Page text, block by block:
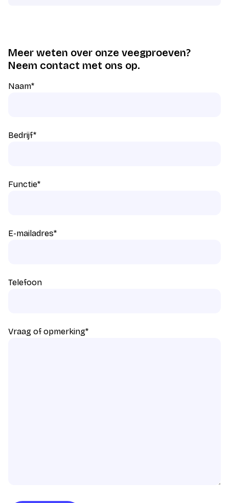
Meer weten over onze veegproeven?
Neem contact met ons op.
Naam*
Bedrijf*
Functie*
E-mailadres*
Telefoon
Vraag of opmerking*